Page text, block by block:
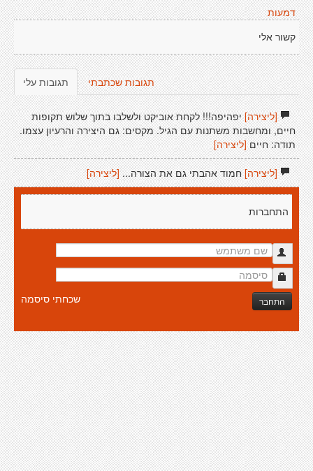
דמעות
קשור אלי
תגובות עלי תגובות שכתבתי
[ליצירה]יפהיפה!!! לקחת אוביקט ולשלבו בתוך שלוש תקופות
חיים, ומחשבות משתנות עם הגיל. מקסים: גם היצירה והרעיון עצמו.
תודה: חיים [ליצירה]
[ליצירה]חמוד אהבתי גם את הצורה... [ליצירה]
התחברות
התחבר שכחתי סיסמה